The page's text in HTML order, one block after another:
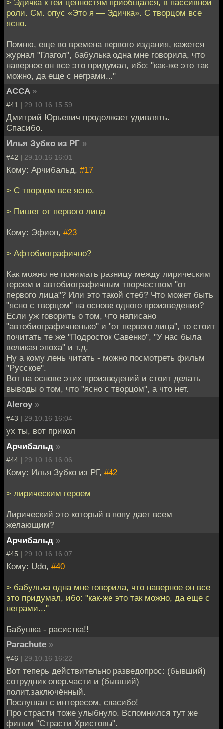
> Эдичка к гей ценностям приобщался, в пассивной
роли. См. опус «Это я — Эдичка». С творцом все
ясно.
Помню, еще во времена первого издания, кажется
журнал "Глагол", бабулька одна мне говорила, что
наверное он все это придумал, ибо: "как-же это так
можно, да еще с неграми..."
ACCA »
#41 | 29.10.16 15:59
Дмитрий Юрьевич продолжает удивлять.
Спасибо.
Илья Зубко из РГ »
#42 | 29.10.16 16:01
Кому: Арчибальд, #17
> С творцом все ясно.
> Пишет от первого лица
Кому: Эфиоп, #23
> Афтобиографично?
Как можно не понимать разницу между лирическим
героем и автобиографичным творчеством "от
первого лица"? Или это такой стеб? Что может быть
"ясно с творцом" на основе одного произведения?
Если уж говорить о том, что написано
"автобиографичненько" и "от первого лица", то стоит
почитать те же "Подросток Савенко", "У нас была
великая эпоха" и т.д.
Ну а кому лень читать - можно посмотреть фильм
"Русское".
Вот на основе этих произведений и стоит делать
выводы о том, что "ясно с творцом", а что нет.
Aleroy »
#43 | 29.10.16 16:04
ух ты, вот прикол
Арчибальд »
#44 | 29.10.16 16:06
Кому: Илья Зубко из РГ, #42
> лирическим героем
Лирический это который в попу дает всем
желающим?
Арчибальд »
#45 | 29.10.16 16:07
Кому: Udo, #40
> бабулька одна мне говорила, что наверное он все
это придумал, ибо: "как-же это так можно, да еще с
неграми..."
Бабушка - расистка!!
Parachute »
#46 | 29.10.16 16:22
Вот теперь действительно разведопрос: (бывший)
сотрудник опер.части и (бывший)
полит.заключённый.
Послушал с интересом, спасибо!
Про страсти тоже улыбнуло. Вспомнился тут же
фильм "Страсти Христовы".